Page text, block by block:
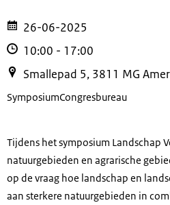
26-06-2025
10:00 - 17:00
Smallepad 5, 3811 MG
SymposiumCongresbureau
Tijdens het symposium Landschap
natuurgebieden en agrarische
op de vraag hoe landschap en
aan sterkere natuurgebieden in